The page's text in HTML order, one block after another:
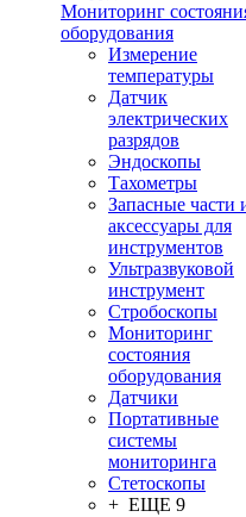
Мониторинг
оборудования
Измерение
температуры
Датчик
электрических
разрядов
Эндоскопы
Тахометры
Запасные части
аксессуары для
инструментов
Ультразвуковой
инструмент
Стробоскопы
Мониторинг
состояния
оборудования
Датчики
Портативные
системы
мониторинга
Стетоскопы
+ ЕЩЕ 9